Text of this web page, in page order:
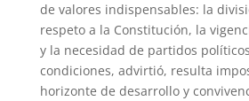
de valores indispensables: la
respeto a la Constitución, la
y la necesidad de partidos
condiciones, advirtió, resulta
horizonte de desarrollo y